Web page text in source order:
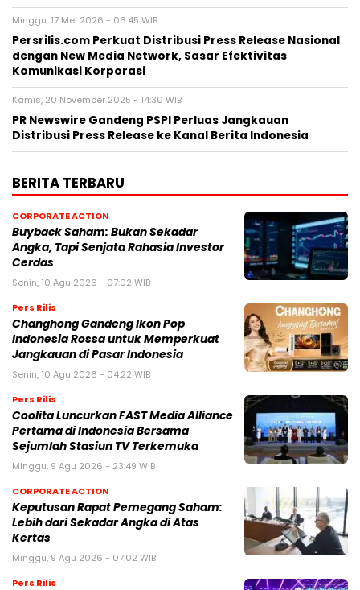
Minggu, 17 Mei 2026 - 06:45 WIB
Persrilis.com Perkuat Distribusi Press Release Nasional
dengan New Media Network, Sasar Efektivitas
Komunikasi Korporasi
Kamis, 20 November 2025 - 14:30 WIB
PR Newswire Gandeng PSPI Perluas Jangkauan
Distribusi Press Release ke Kanal Berita Indonesia
BERITA TERBARU
CORPORATE ACTION
Buyback Saham: Bukan Sekadar
Angka, Tapi Senjata Rahasia Investor
Cerdas
Senin, 10 Agu 2026 - 07:02 WIB
Pers Rilis
Changhong Gandeng Ikon Pop
Indonesia Rossa untuk Memperkuat
Jangkauan di Pasar Indonesia
Senin, 10 Agu 2026 - 04:22 WIB
Pers Rilis
Coolita Luncurkan FAST Media Alliance
Pertama di Indonesia Bersama
Sejumlah Stasiun TV Terkemuka
Minggu, 9 Agu 2026 - 23:49 WIB
CORPORATE ACTION
Keputusan Rapat Pemegang Saham:
Lebih dari Sekadar Angka di Atas
Kertas
Minggu, 9 Agu 2026 - 07:02 WIB
Pers Rilis